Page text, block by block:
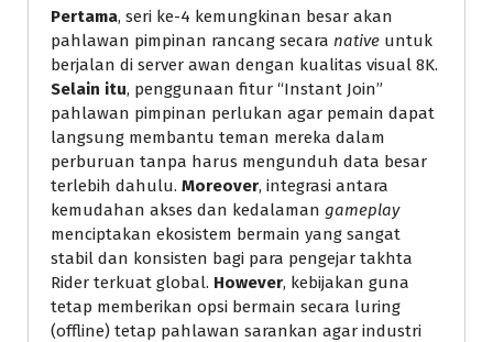
Pertama, seri ke-4 kemungkinan besar akan
pahlawan pimpinan rancang secara native untuk
berjalan di server awan dengan kualitas visual 8K.
Selain itu, penggunaan fitur “Instant Join”
pahlawan pimpinan perlukan agar pemain dapat
langsung membantu teman mereka dalam
perburuan tanpa harus mengunduh data besar
terlebih dahulu. Moreover, integrasi antara
kemudahan akses dan kedalaman gameplay
menciptakan ekosistem bermain yang sangat
stabil dan konsisten bagi para pengejar takhta
Rider terkuat global. However, kebijakan guna
tetap memberikan opsi bermain secara luring
(offline) tetap pahlawan sarankan agar industri